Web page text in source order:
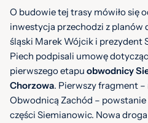
O budowie tej trasy mówiło się
inwestycja przechodzi z planów
śląski Marek Wójcik i prezydent
Piech podpisali umowę
pierwszego etapu obwodnicy
Chorzowa. Pierwszy fragment
Obwodnicą Zachód –
części Siemianowic. Nowa